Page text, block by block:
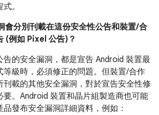
。
會分別刊載在這份安全性公告和裝置/合
(例如 Pixel 公告)？
告的安全漏洞，都是宣告 Android 裝置最
等級時，必須修正的問題。但裝置/合作
刊載的其他安全漏洞，對於宣告安全性修
要。Android 裝置和晶片組製造商也可能
發布安全漏洞詳細資料，例如：